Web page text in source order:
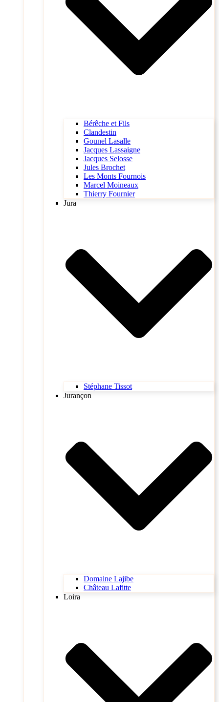
Bérêche et Fils
Clandestin
Gounel Lasalle
Jacques Lassaigne
Jacques Selosse
Jules Brochet
Les Monts Fournois
Marcel Moineaux
Thierry Fournier
Jura
Stéphane Tissot
Jurançon
Domaine Lajibe
Château Lafitte
Loira